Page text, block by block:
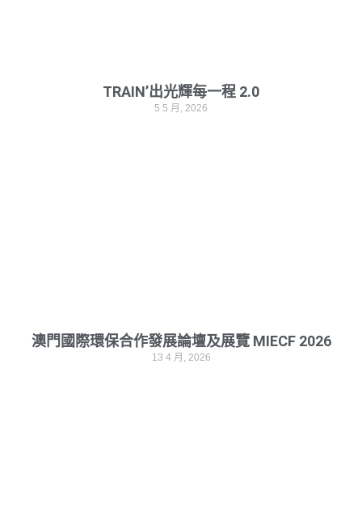
TRAIN’出光輝每一程 2.0
5 5 月, 2026
澳門國際環保合作發展論壇及展覽 MIECF 2026
13 4 月, 2026